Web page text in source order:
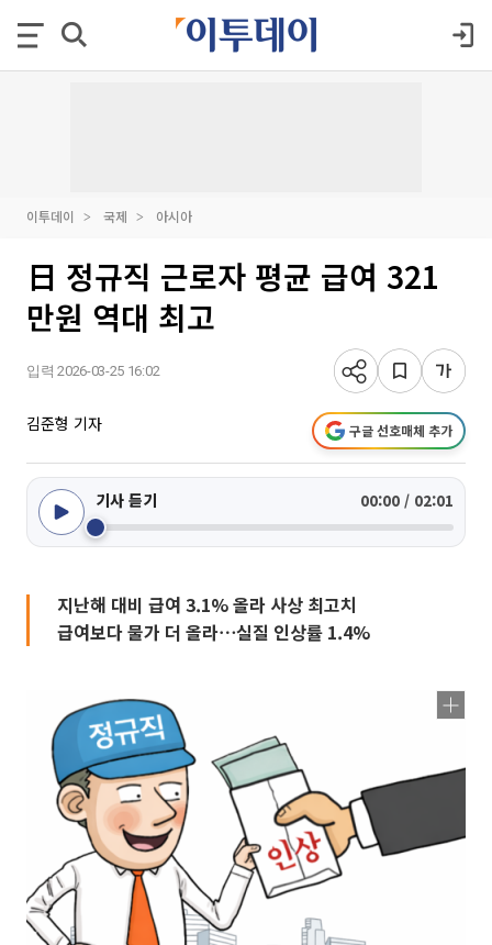
이투데이 국제 아시아
日 정규직 근로자 평균 급여 321
만원 역대 최고
입력 2026-03-25 16:02
김준형 기자 구글 선호매체 추가
기사 듣기 00:00 / 02:01
지난해 대비 급여 3.1% 올라 사상 최고치
급여보다 물가 더 올라⋯실질 인상률 1.4%